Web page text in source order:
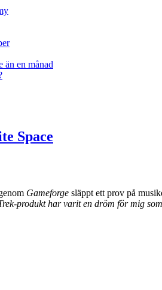
än en månad
Space
Gameforge släppt ett prov på
produkt har varit en dröm för mig